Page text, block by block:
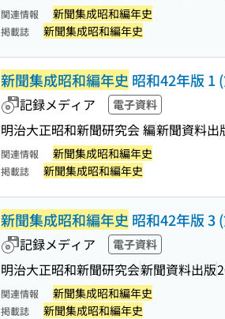
関連情報 新聞集成昭和編年史
掲載誌 新聞集成昭和編年史
新聞集成昭和編年史 昭和42年版 1
記録メディア 電子資料
明治大正昭和新聞研究会 編新聞資料出
関連情報 新聞集成昭和編年史
掲載誌 新聞集成昭和編年史
新聞集成昭和編年史 昭和42年版 3
記録メディア 電子資料
明治大正昭和新聞研究会新聞資料出版
関連情報 新聞集成昭和編年史
掲載誌 新聞集成昭和編年史